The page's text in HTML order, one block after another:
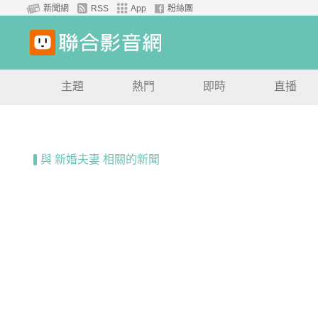
新聞網 RSS App 粉絲團
主題 熱門 即時 直播
與 新婚夫妻 相關的新聞